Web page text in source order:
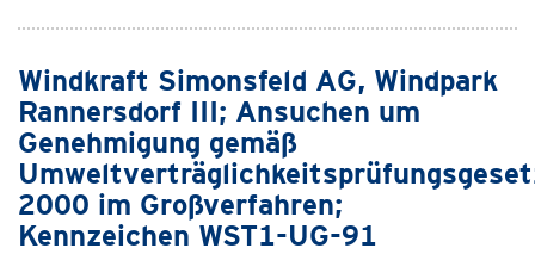
Windkraft Simonsfeld AG, Windpark
Rannersdorf III; Ansuchen um
Genehmigung gemäß
2000 im Großverfahren;
Kennzeichen WST1-UG-91